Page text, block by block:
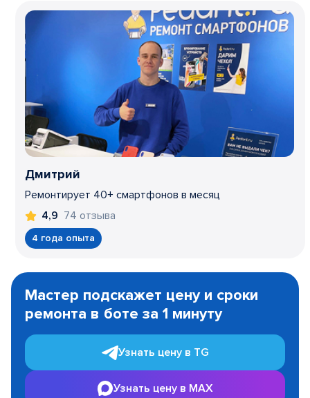
Дмитрий
Ремонтирует 40+ смартфонов в месяц
4,9 74 отзыва
4 года опыта
1
Мастер подскажет цену и сроки
ремонта в боте за 1 минуту
Узнать цену в TG
Узнать цену в MAX